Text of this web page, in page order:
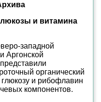
и витамина
западной
Аргонской
органический
и рибофлавин
компонентов.